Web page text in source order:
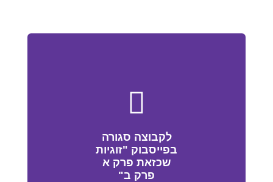
לקבוצה סגורה
בפייסבוק "זוגיות
שכזאת פרק א
פרק ב"